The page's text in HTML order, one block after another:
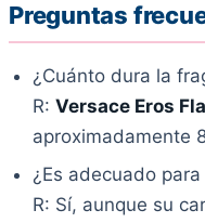
Preguntas
¿Cuánto dura la
R: Versace Eros
aproximadamente
¿Es adecuado
R: Sí, aunque su